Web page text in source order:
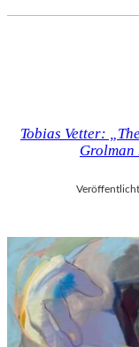
Tobias Vetter: